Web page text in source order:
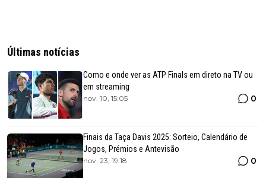
Últimas notícias
Como e onde ver as ATP Finals em direto na TV ou
em streaming
nov. 10, 15:05 0
Finais da Taça Davis 2025: Sorteio, Calendário de
Jogos, Prémios e Antevisão
nov. 23, 19:18 0